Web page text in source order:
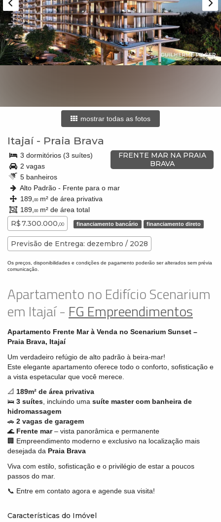
mostrar todas as fotos
Itajaí- Praia Brava
FRENTE MAR NA PRAIA
BRAVA
3 dormitórios (3 suítes)
2 vagas
5 banheiros
Alto Padrão - Frente para o mar
189, 00m² de área privativa
189, 00m² de área total
R$ 7.300.000,00 financiamento bancário financiamento direto
Previsão de Entrega: dezembro / 2028
Os preços, disponibilidades e condições de pagamento poderão ser alterados sem prévia
comunicação.
Apartamento no Edifício Scenarium
em Itajaí - FG Empreendimentos
Apartamento Frente Mar à Venda no Scenarium Sunset –
Praia Brava, Itajaí
Um verdadeiro refúgio de alto padrão à beira-mar!
Este elegante apartamento oferece todo o conforto, sofisticação e
a vista espetacular que você merece.
📐 189m² de área privativa
🛌 3 suítes , incluindo uma suíte master com banheira de
hidromassagem
🚗 2 vagas de garagem
🌊 Frente mar– vista panorâmica e permanente
🏢 Empreendimento moderno e exclusivo na localização mais
desejada da Praia Brava
Viva com estilo, sofisticação e o privilégio de estar a poucos
passos do mar.
📞 Entre em contato agora e agende sua visita!
Características do Imóvel